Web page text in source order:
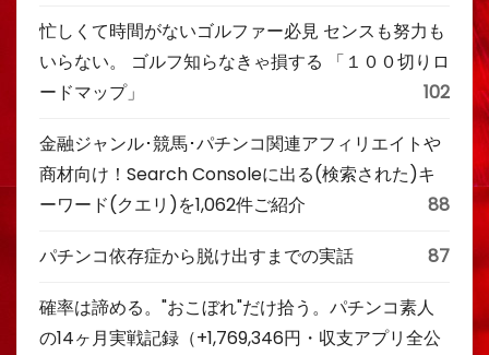
忙しくて時間がないゴルファー必見 センスも努力も
いらない。 ゴルフ知らなきゃ損する 「１００切りロ
ードマップ」
102
金融ジャンル･競馬･パチンコ関連アフィリエイトや
商材向け！Search Consoleに出る(検索された)キ
ーワード(クエリ)を1,062件ご紹介
88
パチンコ依存症から脱け出すまでの実話 87
確率は諦める。"おこぼれ"だけ拾う。パチンコ素人
の14ヶ月実戦記録（+1,769,346円・収支アプリ全公